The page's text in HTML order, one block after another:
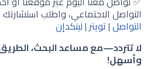
التواصل الاجتماعي، واطلب استشارتك
التواصل|تويتر| لينكدإن
لا تتردد—مع مساعد البحث،
وأسهل!